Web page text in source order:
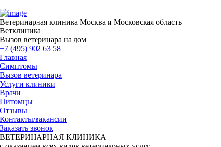
Ветеринарная клиника Москва и Московская область
Ветклиника
Вызов ветеринара на дом
+7 (495) 902 63 58
Главная
Симптомы
Вызов ветеринара
Услуги клиники
Врачи
Питомцы
Отзывы
Контакты/вакансии
Заказать звонок
ВЕТЕРИНАРНАЯ КЛИНИКА